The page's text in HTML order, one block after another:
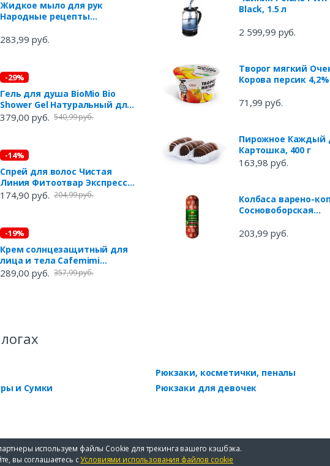
Жидкое мыло для рук
Народные рецепты
283,99 руб.
-29%
Гель для душа BioMio Bio
Shower Gel Натуральный для
чувствительной кожи с
гелем алоэ вера без запаха,
379,00 руб. 540,99 руб.
-14%
Спрей для волос Чистая
Линия Фитоотвар Экспресс-
уход Восстановление и
объем, 160 мл
174,90 руб. 204,99 руб.
-19%
Крем солнцезащитный для
лица и тела Cafemimi
водостойкий SPF 30+, 100 мл
289,00 руб. 357,99 руб.
Black, 1.5 л
2 599,99 руб.
Творог мягкий
Корова персик
71,99 руб.
Пирожное Каждый
Картошка, 400 г
163,98 руб.
Колбаса варено-
Сосновоборская
330 г
203,99 руб.
и Сумки
Рюкзаки, косметички, пеналы
Рюкзаки для девочек
используем файлы Cookie для трекинга вашего кэшбэка.
вы соглашаетесь сУсловиями использования файлов cookie